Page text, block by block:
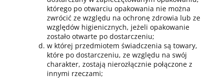
którego po otwarciu opakowania nie można
zwrócić ze względu na ochronę zdrowia lub ze
względów higienicznych, jeżeli opakowanie
zostało otwarte po dostarczeniu;
w której przedmiotem świadczenia są towary,
które po dostarczeniu, ze względu na swój
charakter, zostają nierozłącznie połączone z
innymi rzeczami;